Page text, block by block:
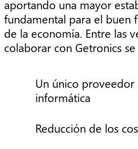
aportando una mayor
fundamental para el buen
de la economía. Entre las
colaborar con Getronics
Un único
informática
Reducción de los